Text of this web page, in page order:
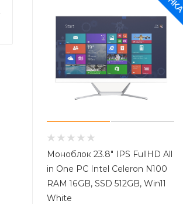
Моноблок 23.8" IPS FullHD All
in One PC Intel Celeron N100
RAM 16GB, SSD 512GB, Win11
White